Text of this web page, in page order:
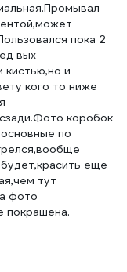
пока 2
вых
и
кого то ниже
коробок
по
еще
тут
фото
покрашена.